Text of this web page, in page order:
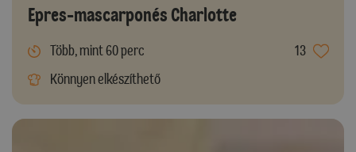
Epres-mascarponés Charlotte
Több, mint 60 perc
13
Könnyen elkészíthető